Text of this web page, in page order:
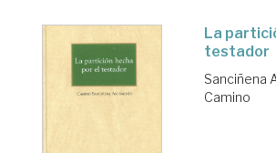
La
testador
Sanciñena
Camino